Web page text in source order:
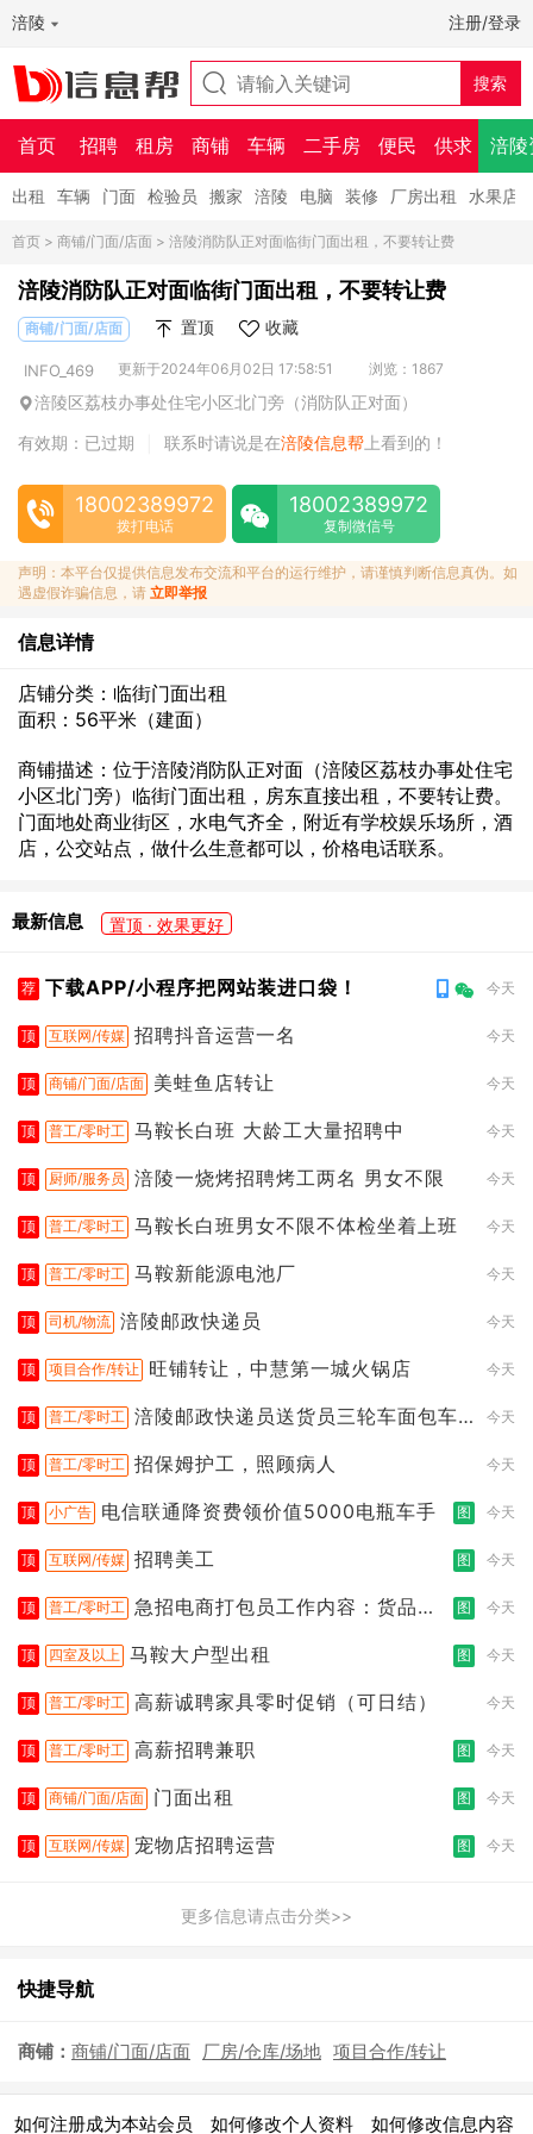
涪陵 注册/登录
首页 招聘 租房 商铺 车辆 二手房 便民 供求 涪陵
出租 车辆 门面 检验员 搬家 涪陵 电脑 装修 厂房出租 水果店
首页 > 商铺/门面/店面 > 涪陵消防队正对面临街门面出租，不要转让费
涪陵消防队正对面临街门面出租，不要转让费
商铺/门面/店面 置顶 收藏
INFO_469 更新于2024年06月02日 17:58:51 浏览：1867
涪陵区荔枝办事处住宅小区北门旁（消防队正对面）
有效期：已过期
联系时请说是在涪陵信息帮 上看到的！
18002389972
拨打电话
18002389972
复制微信号
声明：本平台仅提供信息发布交流和平台的运行维护，请谨慎判断信息真伪。如
遇虚假诈骗信息，请 立即举报
信息详情
店铺分类：临街门面出租
面积：56平米（建面）
商铺描述：位于涪陵消防队正对面（涪陵区荔枝办事处住宅
小区北门旁）临街门面出租，房东直接出租，不要转让费。
门面地处商业街区，水电气齐全，附近有学校娱乐场所，酒
店，公交站点，做什么生意都可以，价格电话联系。
最新信息 置顶 · 效果更好
荐 下载APP/小程序把网站装进口袋！ 今天
顶 互联网/传媒 招聘抖音运营一名 今天
顶 商铺/门面/店面 美蛙鱼店转让 今天
顶 普工/零时工 马鞍长白班 大龄工大量招聘中 今天
顶 厨师/服务员 涪陵一烧烤招聘烤工两名 男女不限 今天
顶 普工/零时工 马鞍长白班男女不限不体检坐着上班 今天
顶 普工/零时工 马鞍新能源电池厂 今天
顶 司机/物流 涪陵邮政快递员 今天
顶 项目合作/转让 旺铺转让，中慧第一城火锅店 今天
顶 普工/零时工 涪陵邮政快递员送货员三轮车面包车
今天
顶 普工/零时工 招保姆护工，照顾病人 今天
顶 小广告 电信联通降资费领价值5000电瓶车手 图 今天
顶 互联网/传媒 招聘美工 图 今天
顶 普工/零时工 急招电商打包员工作内容：货品分
图 今天
顶 四室及以上 马鞍大户型出租 图 今天
顶 普工/零时工 高薪诚聘家具零时促销（可日结） 今天
顶 普工/零时工 高薪招聘兼职 图 今天
顶 商铺/门面/店面 门面出租 图 今天
顶 互联网/传媒 宠物店招聘运营 图 今天
更多信息请点击分类>>
快捷导航
商铺： 商铺/门面/店面 厂房/仓库/场地 项目合作/转让
如何注册成为本站会员 如何修改个人资料 如何修改信息内容